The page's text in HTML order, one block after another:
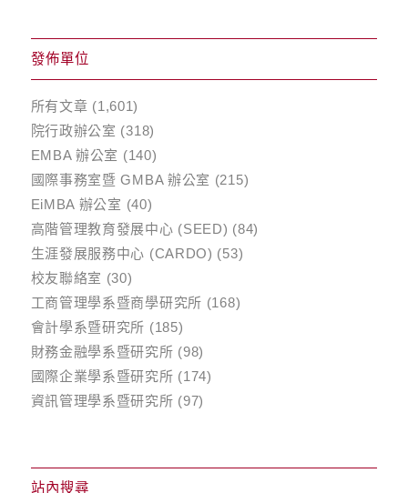
發佈單位
所有文章 (1,601)
院行政辦公室 (318)
EMBA 辦公室 (140)
國際事務室暨 GMBA 辦公室 (215)
EiMBA 辦公室 (40)
高階管理教育發展中心 (SEED) (84)
生涯發展服務中心 (CARDO) (53)
校友聯絡室 (30)
工商管理學系暨商學研究所 (168)
會計學系暨研究所 (185)
財務金融學系暨研究所 (98)
國際企業學系暨研究所 (174)
資訊管理學系暨研究所 (97)
站內搜尋